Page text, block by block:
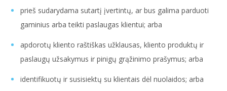
prieš sudarydama sutartį įvertintų, ar bus galima parduoti
gaminius arba teikti paslaugas klientui; arba
apdorotų kliento raštiškas užklausas, kliento produktų ir
paslaugų užsakymus ir pinigų grąžinimo prašymus; arba
identifikuotų ir susisiektų su klientais dėl nuolaidos; arba